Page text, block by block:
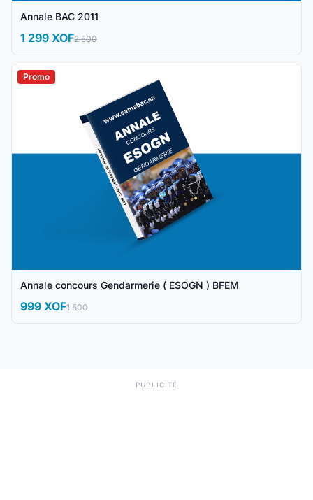
Annale BAC 2011
1 299 XOF2 500
Promo
Annale concours Gendarmerie ( ESOGN ) BFEM
999 XOF1 500
PUBLICITÉ